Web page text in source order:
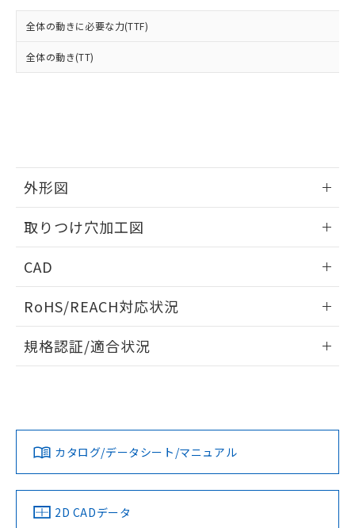
全体の動きに必要な力(TTF)
全体の動き(TT)
外形図
取りつけ穴加工図
CAD
ドすることができます。
ログイン/会員登録
ダウンロードデータをご利用いただく前に、以下を必ずお読
みください。
ソフトウェアの使用条件
RoHS/REACH対応状況
EU RoHS 注意事項・凡例
対応済み
中国 RoHS 注意事項・凡例
規格認証/適合状況
LR型式承認
（イギリス
船舶規格）
DNV型式承認
（ノルウェー
BV型式承認
（フランス
KR型式
（韓国
カタログ/データシート/マニュアル
2D CADデータ
引・商談に必要な範囲で利用すること
をご了承ください。
※当社の共同利用者とは、
の共同利用に関して"
の「1.共同利
とができます。
51物質の非含有証明書（当社基準）
欄に対応日を記載しておりました。
既に当社にて対応品への在庫切替を完了
していることから、特段のことがない限
り、2022年1月12日より割愛しておりま
す。